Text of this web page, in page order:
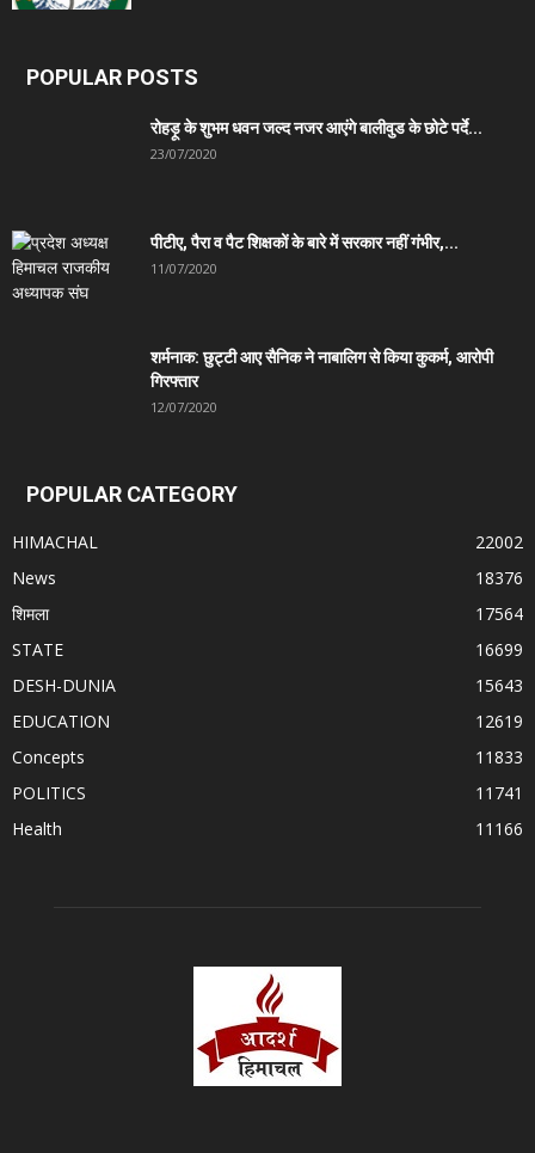
POPULAR POSTS
रोहड़ू के शुभम धवन जल्द नजर आएंगे बालीवुड के छोटे पर्दे...
23/07/2020
पीटीए, पैरा व पैट शिक्षकों के बारे में सरकार नहीं गंभीर,...
11/07/2020
शर्मनाक: छुट्टी आए सैनिक ने नाबालिग से किया कुकर्म, आरोपी
गिरफ्तार
12/07/2020
POPULAR CATEGORY
HIMACHAL
22002
News
18376
शिमला
17564
STATE
16699
DESH-DUNIA
15643
EDUCATION
12619
Concepts
11833
POLITICS
11741
Health
11166